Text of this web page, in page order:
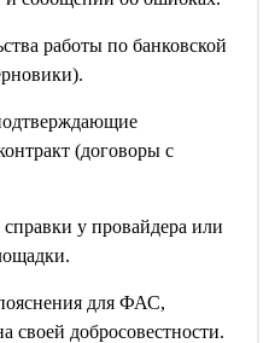
работы по банковской
(договоры с
у провайдера или
для ФАС,
своей добросовестности.